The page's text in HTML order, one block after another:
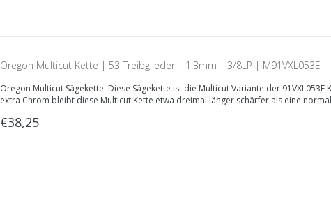
Oregon Multicut Kette | 53 Treibglieder | 1.3mm | 3/8LP | M91VXL053E
Oregon Multicut Sägekette. Diese Sägekette ist die Multicut Variante der 91VXL053E
extra Chrom bleibt diese Multicut Kette etwa dreimal länger schärfer als eine
€38,25